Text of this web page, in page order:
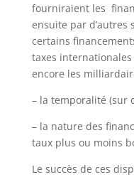
fourniraient les
ensuite par d’autres
certains
taxes
encore les
– la temporalité (sur
– la nature des
taux plus ou moins
Le succès de ces